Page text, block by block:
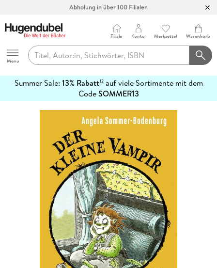
Abholung in über 100 Filialen
Hugendubel
Menu
Filiale Konto Merkzettel Warenkorb
Summer Sale: 13% Rabatt12auf viele Sortimente mit dem
CodeSOMMER13
erfahren